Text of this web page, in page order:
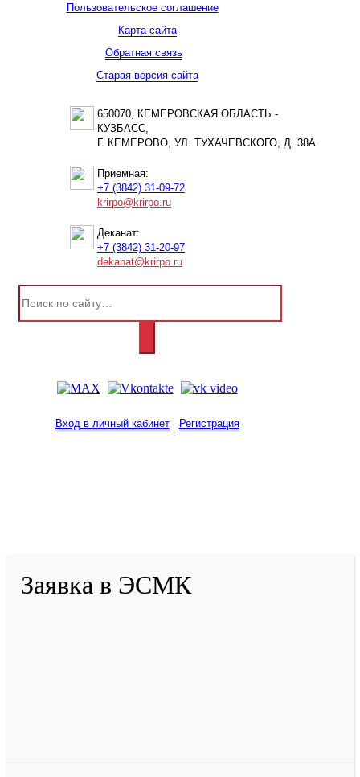
Пользовательское соглашение
Карта сайта
Обратная связь
Старая версия сайта
650070, КЕМЕРОВСКАЯ ОБЛАСТЬ -
КУЗБАСС,
Г. КЕМЕРОВО, УЛ. ТУХАЧЕВСКОГО, Д. 38А
Приемная:
+7 (3842) 31-09-72
krirpo@krirpo.ru
Деканат:
+7 (3842) 31-20-97
dekanat@krirpo.ru
Вход в личный кабинет Регистрация
Заявка в ЭСМК